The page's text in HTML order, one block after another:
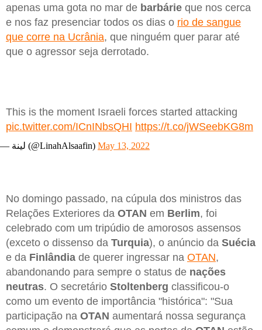
apenas uma gota no mar de barbárie que nos cerca
e nos faz presenciar todos os dias o rio de sangue
que corre na Ucrânia, que ninguém quer parar até
que o agressor seja derrotado.
This is the moment Israeli forces started attacking
pic.twitter.com/ICnINbsQHI https://t.co/jWSeebKG8m
— لينة (@LinahAlsaafin) May 13, 2022
No domingo passado, na cúpula dos ministros das
Relações Exteriores da OTAN em Berlim, foi
celebrado com um tripúdio de amorosos assensos
(exceto o dissenso da Turquia), o anúncio da Suécia
e da Finlândia de querer ingressar na OTAN,
abandonando para sempre o status de nações
neutras. O secretário Stoltenberg classificou-o
como um evento de importância "histórica": "Sua
participação na OTAN aumentará nossa segurança